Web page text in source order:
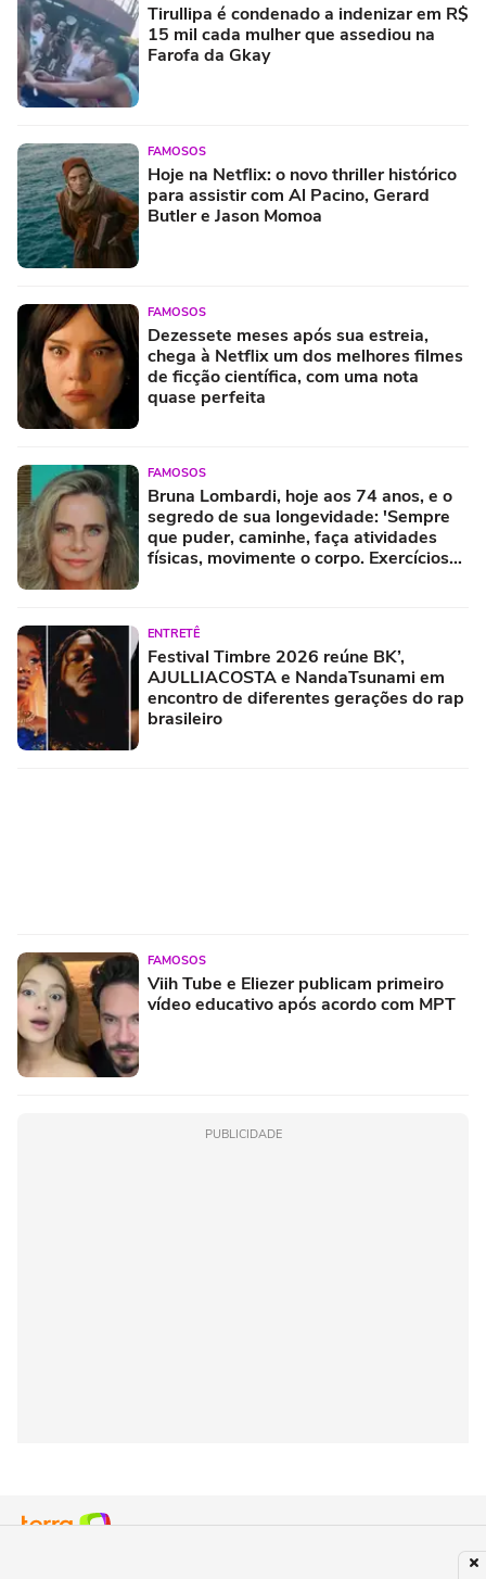
Tirullipa é condenado a indenizar em R$
15 mil cada mulher que assediou na
Farofa da Gkay
FAMOSOS
Hoje na Netflix: o novo thriller histórico
para assistir com Al Pacino, Gerard
Butler e Jason Momoa
FAMOSOS
Dezessete meses após sua estreia,
chega à Netflix um dos melhores filmes
de ficção científica, com uma nota
quase perfeita
FAMOSOS
Bruna Lombardi, hoje aos 74 anos, e o
segredo de sua longevidade: 'Sempre
que puder, caminhe, faça atividades
físicas, movimente o corpo. Exercícios
ENTRETÊ
Festival Timbre 2026 reúne BK’,
AJULLIACOSTA e NandaTsunami em
encontro de diferentes gerações do rap
brasileiro
FAMOSOS
Viih Tube e Eliezer publicam primeiro
vídeo educativo após acordo com MPT
PUBLICIDADE